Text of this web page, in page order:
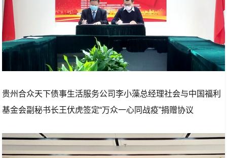
贵州合众天下债事生活服务公司李小藻总经理社会与中国福利
基金会副秘书长王伏虎签定“万众一心同战疫”捐赠协议